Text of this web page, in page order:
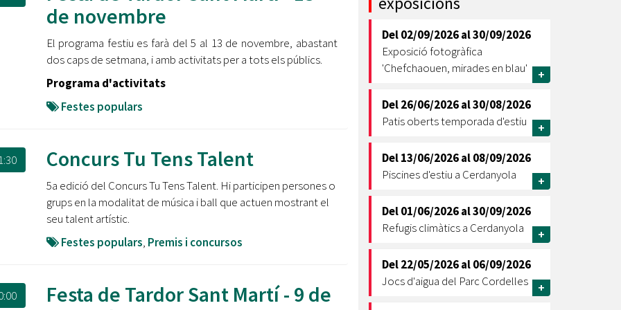
Ètica i Integritat
Retiment de Comptes
Dades Obertes
Catàleg de Serveis i Tràmits
Oberta la convocatòria d'Ajuts per a l'autoocupació
jove 2026
Cerdanyola opta a més de 5 milions d'euros del Pla de
Barris per transformar les Fontetes, Quatre Cantons i
l'entorn de l'avinguda Catalunya
El FIT presenta el cartell de la seva 16a edició i dona el
L’Ajuntament reparteix ulleres gratuïtes per veure
l'eclipsi solar
Entitats
Equipaments
Mercats Municipals
Webs Municipals
de novembre
El programa festiu es farà del 5 al 13 de novembre, abastant
dos caps de setmana, i amb activitats per a tots els públics.
Programa d'activitats
Festes populars
Concurs Tu Tens Talent
5a edició del Concurs Tu Tens Talent. Hi participen persones o
grups en la modalitat de música i ball que actuen mostrant el
seu talent artístic.
Festes populars, Premis i concursos
Festa de Tardor Sant Martí - 9 de
Del02/09/2026al30/09/2026
Exposició fotogràfica
'Chefchaouen, mirades en blau'
+
Del26/06/2026al30/08/2026
Patis oberts temporada d'estiu
+
Del13/06/2026al08/09/2026
Piscines d'estiu a Cerdanyola
+
Del01/06/2026al30/09/2026
Refugis climàtics a Cerdanyola
+
Del22/05/2026al06/09/2026
Jocs d'aigua del Parc Cordelles
+